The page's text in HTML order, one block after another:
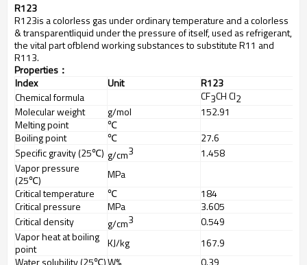
R123
R123is a colorless gas under ordinary temperature and a colorless
& transparentliquid under the pressure of itself, used as refrigerant,
the vital part ofblend working substances to substitute R11 and
R113.
Properties ：
Index
Unit
R123
Chemical formula
CF3CH Cl2
Molecular weight
g/mol
152.91
Melting point
℃
Boiling point
℃
27.6
Specific gravity (25℃) g/cm3
1.458
Vapor pressure
(25℃)
MPa
Critical temperature
℃
184
Critical pressure
MPa
3.605
Critical density
g/cm3
0.549
Vapor heat at boiling
point
KJ/kg
167.9
Water solubility (25℃)W%
0.39